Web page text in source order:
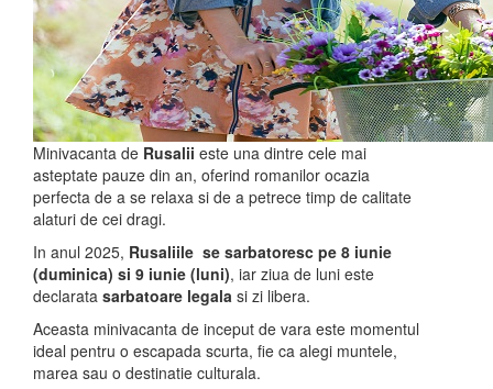
Minivacanta de Rusalii este una dintre cele mai
asteptate pauze din an, oferind romanilor ocazia
perfecta de a se relaxa si de a petrece timp de calitate
alaturi de cei dragi.
In anul 2025, Rusaliile se sarbatoresc pe 8 iunie
(duminica) si 9 iunie (luni), iar ziua de luni este
declarata sarbatoare legala si zi libera.
Aceasta minivacanta de inceput de vara este momentul
ideal pentru o escapada scurta, fie ca alegi muntele,
marea sau o destinatie culturala.